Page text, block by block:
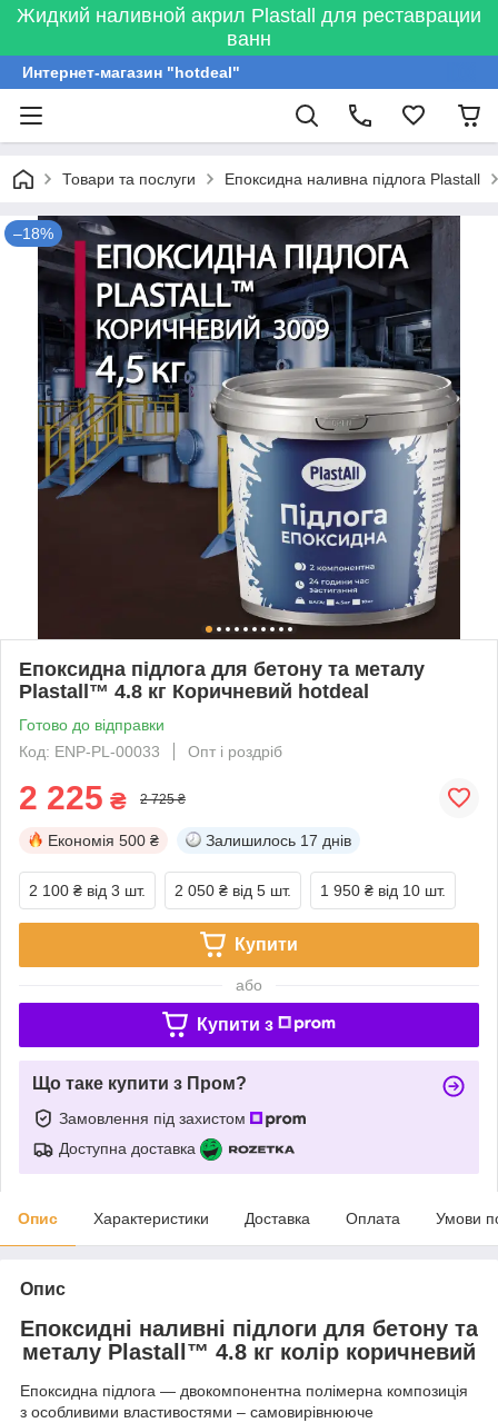
Жидкий наливной акрил Plastall для реставрации
ванн
Интернет-магазин "hotdeal"
Товари та послуги Епоксидна наливна підлога Plastall
–18%
Епоксидна підлога для бетону та металу
Plastall™ 4.8 кг Коричневий hotdeal
Готово до відправки
Код: ENP-PL-00033
Опт і роздріб
2 225 ₴ 2 725 ₴
Економія 500 ₴ Залишилось 17 днів
2 100 ₴ від 3 шт. 2 050 ₴ від 5 шт. 1 950 ₴ від 10 шт.
Купити
або
Купити з
Що таке купити з Пром?
Замовлення під захистом
Доступна доставка
Опис Характеристики Доставка Оплата Умови
Опис
Епоксидні наливні підлоги для бетону та
металу Plastall™ 4.8 кг колір коричневий
Епоксидна підлога — двокомпонентна полімерна композиція
з особливими властивостями – самовирівнююче